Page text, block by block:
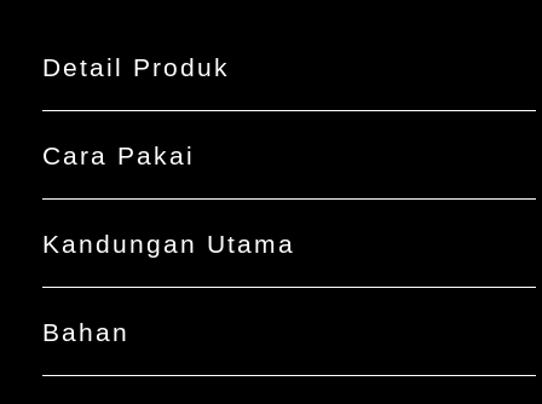
Detail Produk
Cara Pakai
Kandungan Utama
Bahan